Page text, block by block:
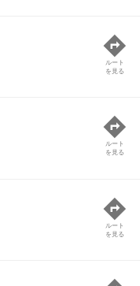
ルート
を見る
ルート
を見る
ルート
を見る